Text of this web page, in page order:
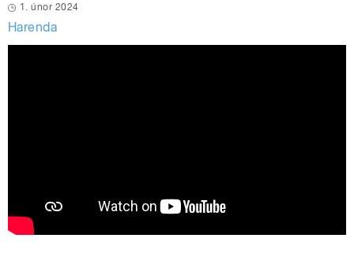
1. únor 2024
Harenda